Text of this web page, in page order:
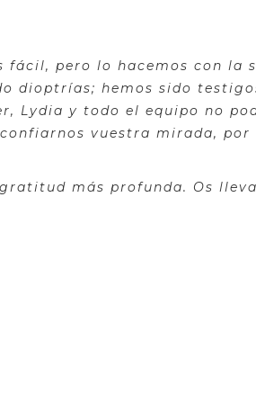
fácil, pero lo hacemos con la
dioptrías; hemos sido
Lydia y todo el equipo no
vuestra mirada,
más profunda. Os